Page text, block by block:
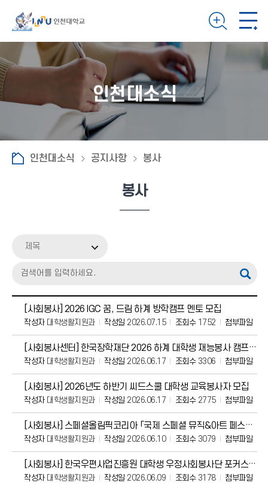
인천대소식
인천대소식 공지사항 봉사
봉사
제목
[사회봉사] 2026 IGC 꿈, 드림 하계 방학캠프 멘토 모집
작성자대학생활지원과 작성일 2026.07.15 조회수1752 첨부파일
[사회봉사센터] 한국장학재단 2026 하계 대학생 재능봉사 캠프 멘토팀 모집(~6/23 2
작성자대학생활지원과 작성일 2026.06.17 조회수3306 첨부파일
[사회봉사] 2026년도 하반기 씨드스쿨 대학생 교육봉사자 모집
작성자대학생활지원과 작성일 2026.06.17 조회수2775 첨부파일
[사회봉사] 스페셜올림픽코리아 「국제 스페셜 뮤직&아트 페스티벌」자원봉사자 모집
작성자대학생활지원과 작성일 2026.06.10 조회수3079 첨부파일
[사회봉사] 한국우편사업진흥원 대학생 우정사회봉사단 포커스온 7기 모집
작성자대학생활지원과 작성일 2026.06.09 조회수3178 첨부파일